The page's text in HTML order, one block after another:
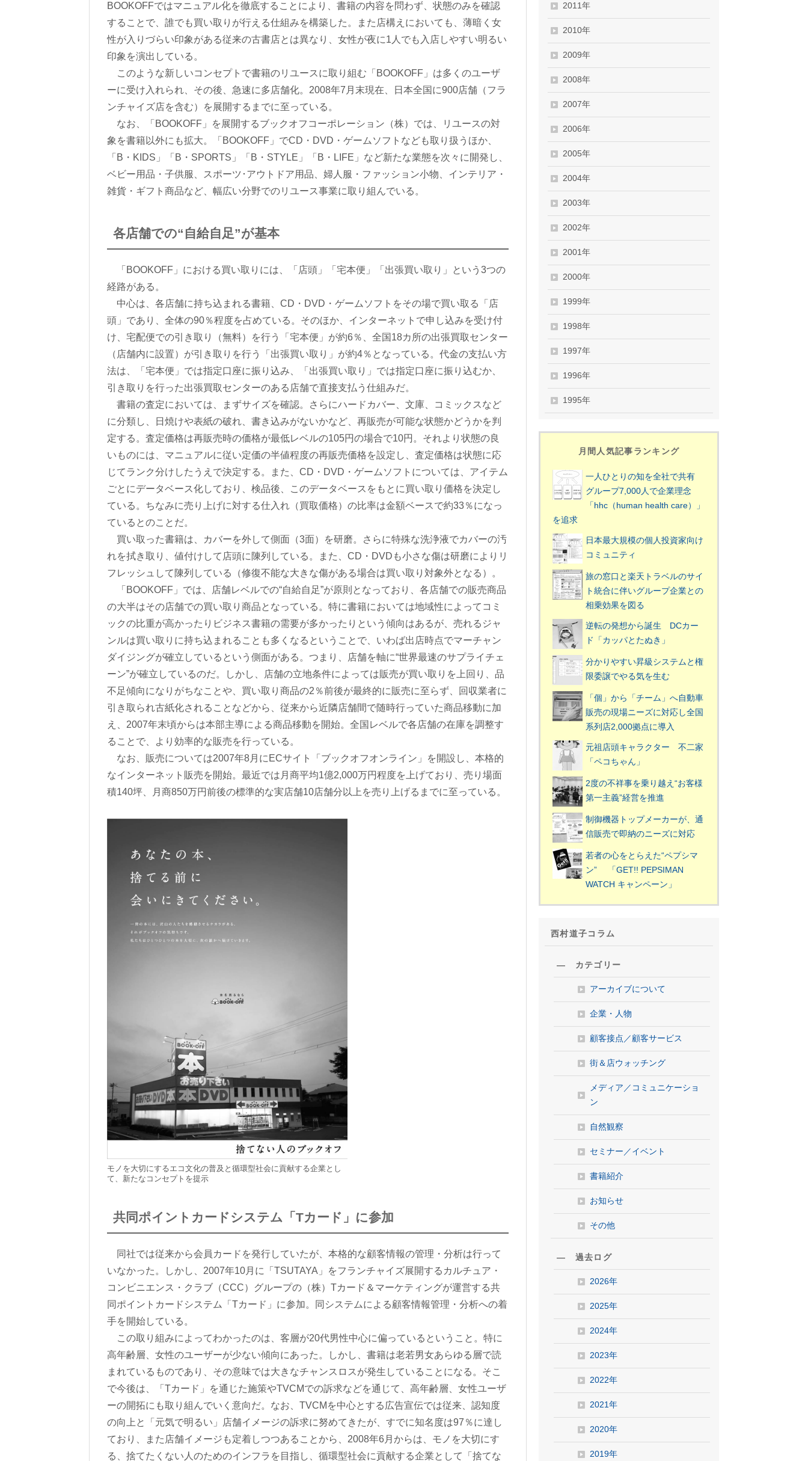
BOOKOFFではマニュアル化を徹底することにより、書籍の内容を問わず、状態のみを確認
することで、誰でも買い取りが行える仕組みを構築した。また店構えにおいても、薄暗く女
性が入りづらい印象がある従来の古書店とは異なり、女性が夜に1人でも入店しやすい明るい
印象を演出している。
このような新しいコンセプトで書籍のリユースに取り組む「BOOKOFF」は多くのユーザ
ーに受け入れられ、その後、急速に多店舗化。2008年7月末現在、日本全国に900店舗（フラ
ンチャイズ店を含む）を展開するまでに至っている。
なお、「BOOKOFF」を展開するブックオフコーポレーション（株）では、リユースの対
象を書籍以外にも拡大。「BOOKOFF」でCD・DVD・ゲームソフトなども取り扱うほか、
「B・KIDS」「B・SPORTS」「B・STYLE」「B・LIFE」など新たな業態を次々に開発し、
ベビー用品・子供服、スポーツ･アウトドア用品、婦人服・ファッション小物、インテリア・
雑貨・ギフト商品など、幅広い分野でのリユース事業に取り組んでいる。
各店舗での“自給自足”が基本
「BOOKOFF」における買い取りには、「店頭」「宅本便」「出張買い取り」という3つの
経路がある。
中心は、各店舗に持ち込まれる書籍、CD・DVD・ゲームソフトをその場で買い取る「店
頭」であり、全体の90％程度を占めている。そのほか、インターネットで申し込みを受け付
け、宅配便での引き取り（無料）を行う「宅本便」が約6％、全国18カ所の出張買取センター
（店舗内に設置）が引き取りを行う「出張買い取り」が約4％となっている。代金の支払い方
法は、「宅本便」では指定口座に振り込み、「出張買い取り」では指定口座に振り込むか、
引き取りを行った出張買取センターのある店舗で直接支払う仕組みだ。
書籍の査定においては、まずサイズを確認。さらにハードカバー、文庫、コミックスなど
に分類し、日焼けや表紙の破れ、書き込みがないかなど、再販売が可能な状態かどうかを判
定する。査定価格は再販売時の価格が最低レベルの105円の場合で10円。それより状態の良
いものには、マニュアルに従い定価の半値程度の再販売価格を設定し、査定価格は状態に応
じてランク分けしたうえで決定する。また、CD・DVD・ゲームソフトについては、アイテム
ごとにデータベース化しており、検品後、このデータベースをもとに買い取り価格を決定し
ている。ちなみに売り上げに対する仕入れ（買取価格）の比率は金額ベースで約33％になっ
ているとのことだ。
買い取った書籍は、カバーを外して側面（3面）を研磨。さらに特殊な洗浄液でカバーの汚
れを拭き取り、値付けして店頭に陳列している。また、CD・DVDも小さな傷は研磨によりリ
フレッシュして陳列している（修復不能な大きな傷がある場合は買い取り対象外となる）。
「BOOKOFF」では、店舗レベルでの“自給自足”が原則となっており、各店舗での販売商品
の大半はその店舗での買い取り商品となっている。特に書籍においては地域性によってコミ
ックの比重が高かったりビジネス書籍の需要が多かったりという傾向はあるが、売れるジャ
ンルは買い取りに持ち込まれることも多くなるということで、いわば出店時点でマーチャン
ダイジングが確立しているという側面がある。つまり、店舗を軸に“世界最速のサプライチェ
ーン”が確立しているのだ。しかし、店舗の立地条件によっては販売が買い取りを上回り、品
不足傾向になりがちなことや、買い取り商品の2％前後が最終的に販売に至らず、回収業者に
引き取られ古紙化されることなどから、従来から近隣店舗間で随時行っていた商品移動に加
え、2007年末頃からは本部主導による商品移動を開始。全国レベルで各店舗の在庫を調整す
ることで、より効率的な販売を行っている。
なお、販売については2007年8月にECサイト「ブックオフオンライン」を開設し、本格的
なインターネット販売を開始。最近では月商平均1億2,000万円程度を上げており、売り場面
積140坪、月商850万円前後の標準的な実店舗10店舗分以上を売り上げるまでに至っている。
モノを大切にするエコ文化の普及と循環型社会に貢献する企業とし
て、新たなコンセプトを提示
共同ポイントカードシステム「Tカード」に参加
同社では従来から会員カードを発行していたが、本格的な顧客情報の管理・分析は行って
いなかった。しかし、2007年10月に「TSUTAYA」をフランチャイズ展開するカルチュア・
コンビニエンス・クラブ（CCC）グループの（株）Tカード＆マーケティングが運営する共
同ポイントカードシステム「Tカード」に参加。同システムによる顧客情報管理・分析への着
手を開始している。
この取り組みによってわかったのは、客層が20代男性中心に偏っているということ。特に
高年齢層、女性のユーザーが少ない傾向にあった。しかし、書籍は老若男女あらゆる層で読
まれているものであり、その意味では大きなチャンスロスが発生していることになる。そこ
で今後は、「Tカード」を通じた施策やTVCMでの訴求などを通じて、高年齢層、女性ユーザ
ーの開拓にも取り組んでいく意向だ。なお、TVCMを中心とする広告宣伝では従来、認知度
の向上と「元気で明るい」店舗イメージの訴求に努めてきたが、すでに知名度は97％に達し
ており、また店舗イメージも定着しつつあることから、2008年6月からは、モノを大切にす
る、捨てたくない人のためのインフラを目指し、循環型社会に貢献する企業として「捨てな
2011年
2010年
2009年
2008年
2007年
2006年
2005年
2004年
2003年
2002年
2001年
2000年
1999年
1998年
1997年
1996年
1995年
月間人気記事ランキング
一人ひとりの知を全社で共有
グループ7,000人で企業理念
「hhc（human health care）」
を追求
日本最大規模の個人投資家向け
コミュニティ
旅の窓口と楽天トラベルのサイ
ト統合に伴いグループ企業との
相乗効果を図る
逆転の発想から誕生 DCカー
ド「カッパとたぬき」
分かりやすい昇級システムと権
限委譲でやる気を生む
「個」から「チーム」へ自動車
販売の現場ニーズに対応し全国
系列店2,000拠点に導入
元祖店頭キャラクター 不二家
「ペコちゃん」
2度の不祥事を乗り越え“お客様
第一主義”経営を推進
制御機器トップメーカーが、通
信販売で即納のニーズに対応
若者の心をとらえた“ペプシマ
ン” 「GET!! PEPSIMAN
WATCH キャンペーン」
西村道子コラム
― カテゴリー
アーカイブについて
企業・人物
顧客接点／顧客サービス
街＆店ウォッチング
メディア／コミュニケーショ
ン
自然観察
セミナー／イベント
書籍紹介
お知らせ
その他
― 過去ログ
2026年
2025年
2024年
2023年
2022年
2021年
2020年
2019年